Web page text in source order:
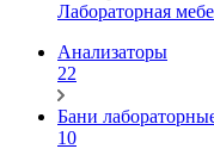
Лабораторная
Анализаторы
22
Бани
10